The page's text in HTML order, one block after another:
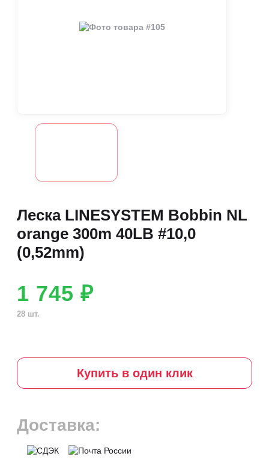
Леска LINESYSTEM Bobbin NL
orange 300m 40LB #10,0
(0,52mm)
1 745 ₽
28 шт.
Купить в один клик
Доставка: